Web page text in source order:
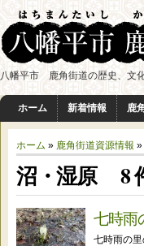
八幡平市 鹿角街道の歴史、文
ホーム 新着情報 鹿
ホーム » 鹿角街道資源情報 »
沼・湿原 8
七時雨
七時雨の